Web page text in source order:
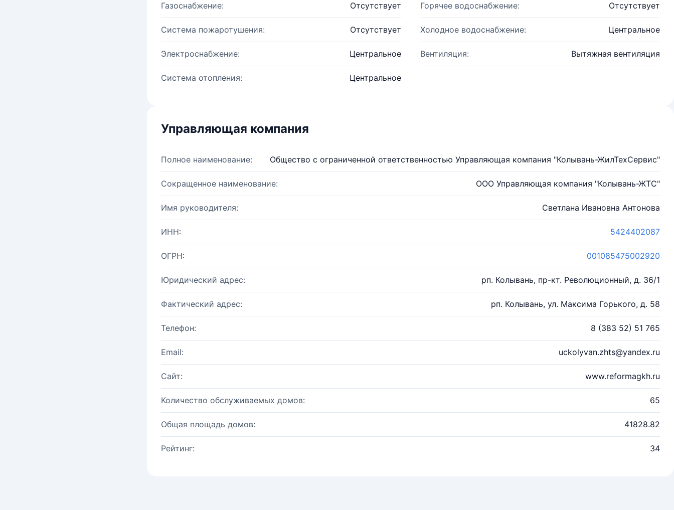
Газоснабжение: Отсутствует Горячее водоснабжение: Отсутствует
Система пожаротушения: Отсутствует Холодное водоснабжение: Центральное
Электроснабжение: Центральное Вентиляция: Вытяжная вентиляция
Система отопления: Центральное
Управляющая компания
Полное наименование: Общество с ограниченной ответственностью Управляющая компания "Колывань-ЖилТехСервис"
Сокращенное наименование: ООО Управляющая компания "Колывань-ЖТС"
Имя руководителя: Светлана Ивановна Антонова
ИНН: 5424402087
ОГРН: 001085475002920
Юридический адрес: рп. Колывань, пр-кт. Революционный, д. 36/1
Фактический адрес: рп. Колывань, ул. Максима Горького, д. 58
Телефон: 8 (383 52) 51 765
Email: uckolyvan.zhts@yandex.ru
Сайт: www.reformagkh.ru
Количество обслуживаемых домов: 65
Общая площадь домов: 41828.82
Рейтинг: 34